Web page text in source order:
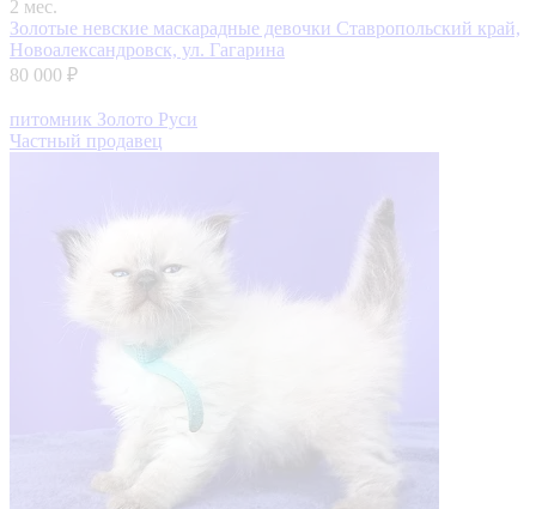
2 мес.
Золотые невские маскарадные девочки Ставропольский край,
Новоалександровск, ул. Гагарина
80 000 ₽
питомник Золото Руси
Частный продавец